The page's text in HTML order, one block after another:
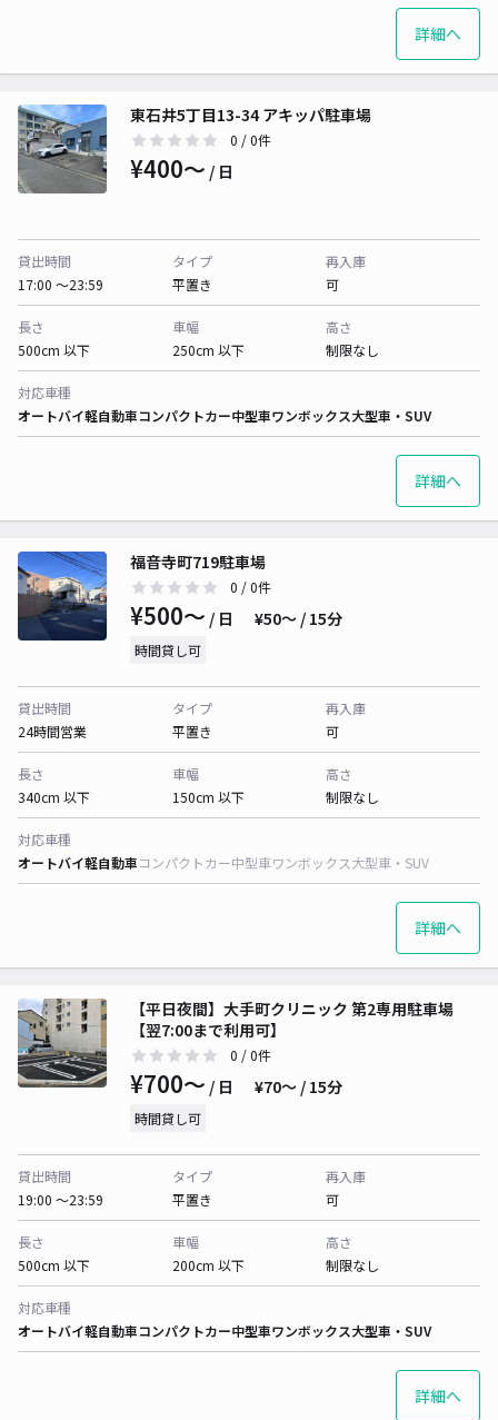
詳細へ
東石井5丁目13-34 アキッパ駐車場
0 / 0件
¥400〜 / 日
貸出時間
17:00 〜23:59
タイプ
平置き
再入庫
可
長さ
500cm 以下
車幅
250cm 以下
高さ
制限なし
対応車種
オートバイ軽自動車コンパクトカー中型車ワンボックス大型車・SUV
詳細へ
福音寺町719駐車場
0 / 0件
¥500〜 / 日 ¥50〜 / 15分
時間貸し可
貸出時間
24時間営業
タイプ
平置き
再入庫
可
長さ
340cm 以下
車幅
150cm 以下
高さ
制限なし
対応車種
オートバイ軽自動車コンパクトカー中型車ワンボックス大型車・SUV
詳細へ
【平日夜間】大手町クリニック 第2専用駐車場
【翌7:00まで利用可】
0 / 0件
¥700〜 / 日 ¥70〜 / 15分
時間貸し可
貸出時間
19:00 〜23:59
タイプ
平置き
再入庫
可
長さ
500cm 以下
車幅
200cm 以下
高さ
制限なし
対応車種
オートバイ軽自動車コンパクトカー中型車ワンボックス大型車・SUV
詳細へ